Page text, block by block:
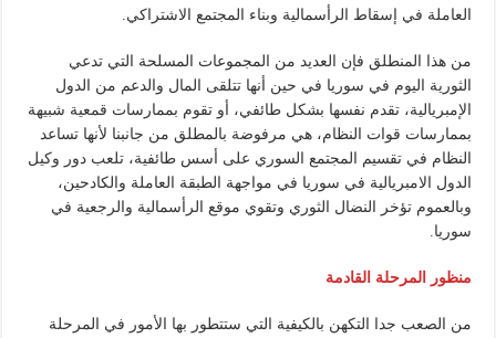
العاملة في إسقاط الرأسمالية وبناء المجتمع الاشتراكي.
من هذا المنطلق فإن العديد من المجموعات المسلحة التي تدعي
الثورية اليوم في سوريا في حين أنها تتلقى المال والدعم من الدول
الإمبريالية، تقدم نفسها بشكل طائفي، أو تقوم بممارسات قمعية شبيهة
بممارسات قوات النظام، هي مرفوضة بالمطلق من جانبنا لأنها تساعد
النظام في تقسيم المجتمع السوري على أسس طائفية، تلعب دور وكيل
الدول الامبريالية في سوريا في مواجهة الطبقة العاملة والكادحين،
وبالعموم تؤخر النضال الثوري وتقوي موقع الرأسمالية والرجعية في
سوريا.
منظور المرحلة القادمة
من الصعب جدا التكهن بالكيفية التي ستتطور بها الأمور في المرحلة